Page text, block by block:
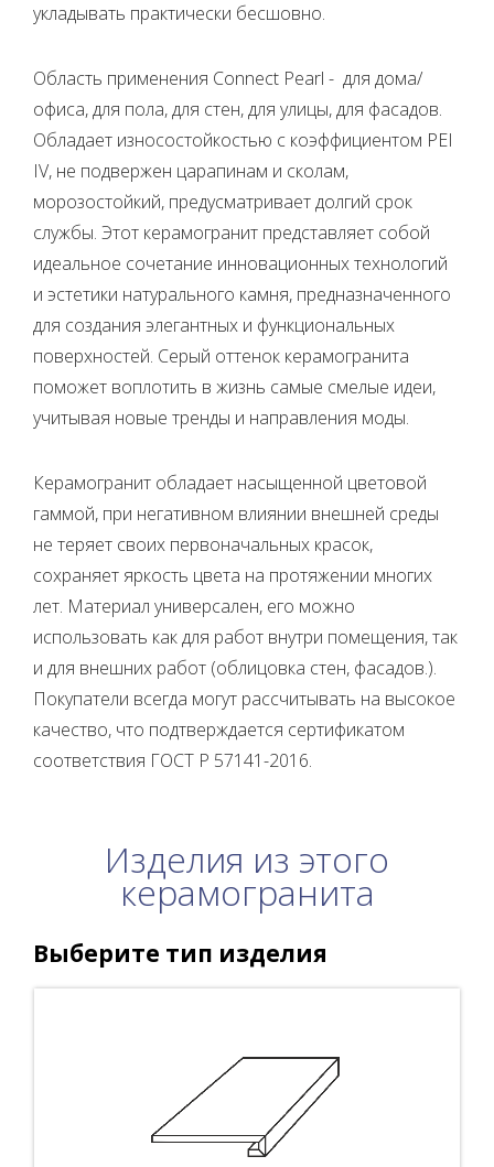
укладывать практически бесшовно.
Область применения Connect Pearl - для дома/
офиса, для пола, для стен, для улицы, для фасадов.
Обладает износостойкостью с коэффициентом PEI
IV, не подвержен царапинам и сколам,
морозостойкий, предусматривает долгий срок
службы. Этот керамогранит представляет собой
идеальное сочетание инновационных технологий
и эстетики натурального камня, предназначенного
для создания элегантных и функциональных
поверхностей. Серый оттенок керамогранита
поможет воплотить в жизнь самые смелые идеи,
учитывая новые тренды и направления моды.
Керамогранит обладает насыщенной цветовой
гаммой, при негативном влиянии внешней среды
не теряет своих первоначальных красок,
сохраняет яркость цвета на протяжении многих
лет. Материал универсален, его можно
использовать как для работ внутри помещения, так
и для внешних работ (облицовка стен, фасадов.).
Покупатели всегда могут рассчитывать на высокое
качество, что подтверждается сертификатом
соответствия ГОСТ Р 57141-2016.
Изделия из этого
керамогранита
Выберите тип изделия